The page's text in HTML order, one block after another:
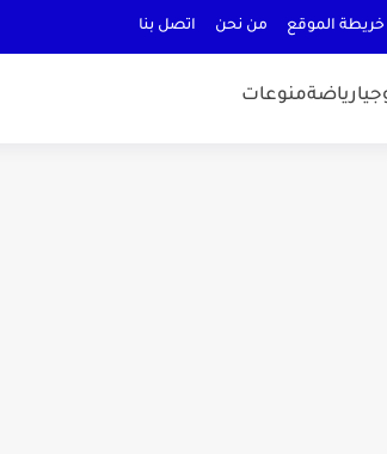
خريطة الموقع من نحن اتصل بنا
رياضةمنوعات